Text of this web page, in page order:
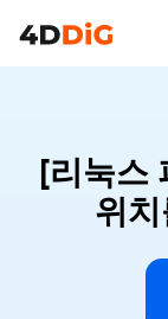
[리눅스
위